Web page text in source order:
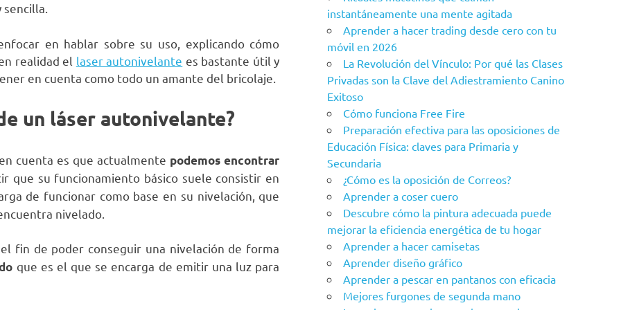
en hablar sobre su uso, explicando cómo
realidad el laser autonivelante es bastante útil y
en cuenta como todo un amante del bricolaje.
un láser autonivelante?
cuenta es que actualmente podemos encontrar
que su funcionamiento básico suele consistir en
de funcionar como base en su nivelación, que
nivelado.
fin de poder conseguir una nivelación de forma
que es el que se encarga de emitir una luz para
instantáneamente una mente agitada
Aprender a hacer trading desde cero con tu
móvil en 2026
La Revolución del Vínculo: Por qué las Clases
Privadas son la Clave del Adiestramiento Canino
Exitoso
Cómo funciona Free Fire
Preparación efectiva para las oposiciones de
Educación Física: claves para Primaria y
Secundaria
¿Cómo es la oposición de Correos?
Aprender a coser cuero
Descubre cómo la pintura adecuada puede
mejorar la eficiencia energética de tu hogar
Aprender a hacer camisetas
Aprender diseño gráfico
Aprender a pescar en pantanos con eficacia
Mejores furgones de segunda mano